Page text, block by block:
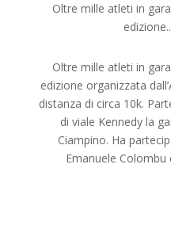
Oltre mille atleti in
Oltre mille atleti in
edizione organizzata
distanza di circa 10k.
di viale Kennedy la
Ciampino. Ha
Emanuele Colombu